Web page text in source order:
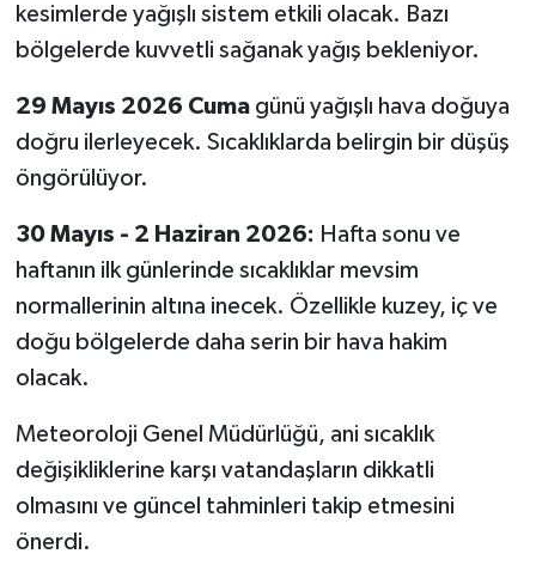
kesimlerde yağışlı sistem etkili olacak. Bazı
bölgelerde kuvvetli sağanak yağış bekleniyor.
29 Mayıs 2026 Cuma günü yağışlı hava doğuya
doğru ilerleyecek. Sıcaklıklarda belirgin bir düşüş
öngörülüyor.
30 Mayıs - 2 Haziran 2026: Hafta sonu ve
haftanın ilk günlerinde sıcaklıklar mevsim
normallerinin altına inecek. Özellikle kuzey, iç ve
doğu bölgelerde daha serin bir hava hakim
olacak.
Meteoroloji Genel Müdürlüğü, ani sıcaklık
değişikliklerine karşı vatandaşların dikkatli
olmasını ve güncel tahminleri takip etmesini
önerdi.